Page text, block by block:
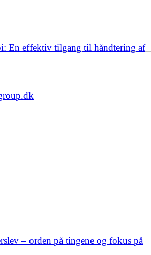
En effektiv tilgang til håndtering af
– orden på tingene og fokus på